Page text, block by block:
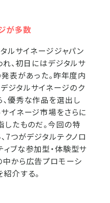
が多数
ルサイネージジャパン
、初日にはデジタルサ
表があった。昨年度内
ジタルサイネージのク
、優秀な作品を選出し
イネージ市場をさらに
したものだ。今回の特
7つがデジタルテクノロ
ィブな参加型・体験型サ
中から広告プロモーシ
介する。